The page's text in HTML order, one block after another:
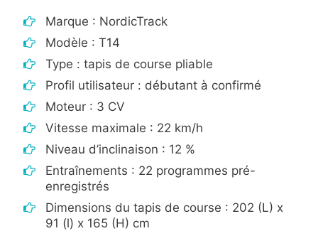
Marque : NordicTrack
Modèle : T14
Type : tapis de course pliable
Profil utilisateur : débutant à confirmé
Moteur : 3 CV
Vitesse maximale : 22 km/h
Niveau d’inclinaison : 12 %
Entraînements : 22 programmes pré-
enregistrés
Dimensions du tapis de course : 202 (L) x
91 (l) x 165 (H) cm